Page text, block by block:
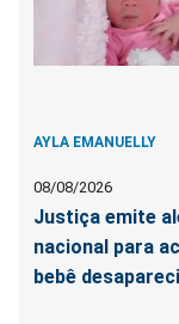
AYLA EMANUELLY
08/08/2026
Justiça emite
nacional para
bebê